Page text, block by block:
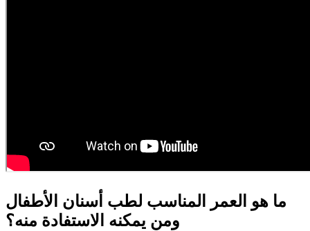
ما هو العمر المناسب لطب أسنان الأطفال
ومن يمكنه الاستفادة منه؟